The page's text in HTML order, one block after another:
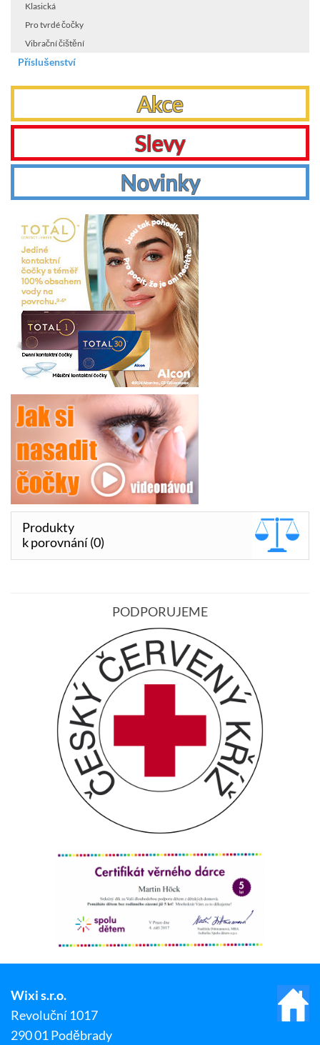
Klasická
Pro tvrdé čočky
Vibrační čištění
Příslušenství
Akce
Slevy
Novinky
Produkty
k porovnání (0)
PODPORUJEME
Wixi s.r.o.
Revoluční 1017
290 01 Poděbrady